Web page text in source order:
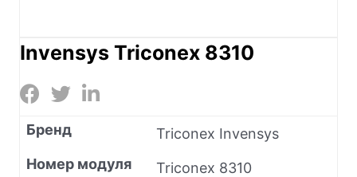
Invensys Triconex 8310
Бренд
Triconex Invensys
Номер модуля
Triconex 8310